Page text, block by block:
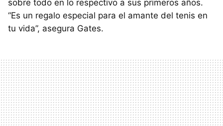
sobre todo en lo respectivo a sus primeros años.
“Es un regalo especial para el amante del tenis en
tu vida”, asegura Gates.